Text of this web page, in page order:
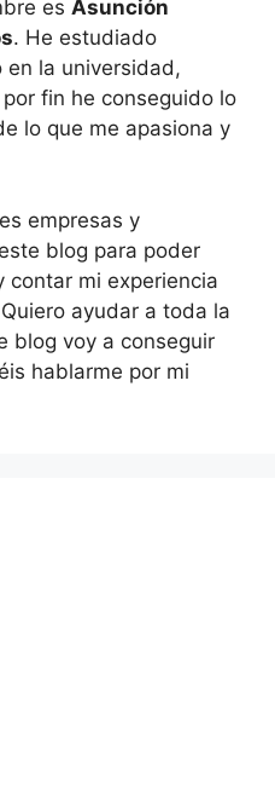
es Asunción
. He estudiado
la universidad,
fin he conseguido lo
lo que me apasiona y
empresas y
blog para poder
contar mi experiencia
ayudar a toda la
blog voy a conseguir
hablarme por mi